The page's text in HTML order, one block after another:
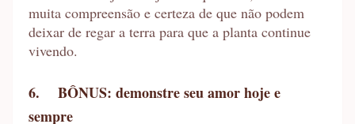
muita compreensão e certeza de que não podem
deixar de regar a terra para que a planta continue
vivendo.
6.
BÔNUS: demonstre seu amor hoje e
sempre